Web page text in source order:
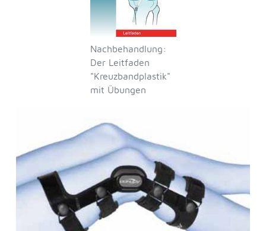
Nachbehandlung:
Der Leitfaden
"Kreuzbandplastik"
mit Übungen